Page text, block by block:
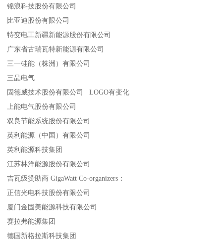
锦浪科技股份有限公司
比亚迪股份有限公司
特变电工新疆新能源股份有限公司
广东省古瑞瓦特新能源有限公司
三一硅能（株洲）有限公司
三晶电气
固德威技术股份有限公司 LOGO有变化
上能电气股份有限公司
双良节能系统股份有限公司
英利能源（中国）有限公司
英利能源科技集团
江苏林洋能源股份有限公司
吉瓦级赞助商 GigaWatt Co-organizers：
正信光电科技股份有限公司
厦门金固美能源科技有限公司
赛拉弗能源集团
德国新格拉斯科技集团